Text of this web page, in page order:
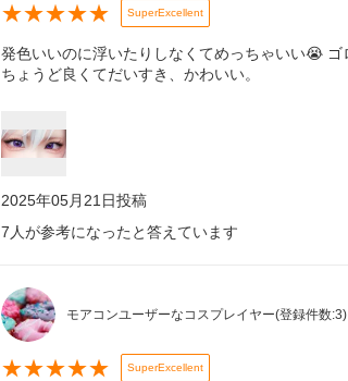
★★★★★ SuperExcellent
発色いいのに浮いたりしなくてめっちゃいい😭
ちょうど良くてだいすき、かわいい。
2025年05月21日投稿
7 人が参考になったと答えています
モアコンユーザーなコスプレイヤー(登録件数:3)
★★★★★ SuperExcellent